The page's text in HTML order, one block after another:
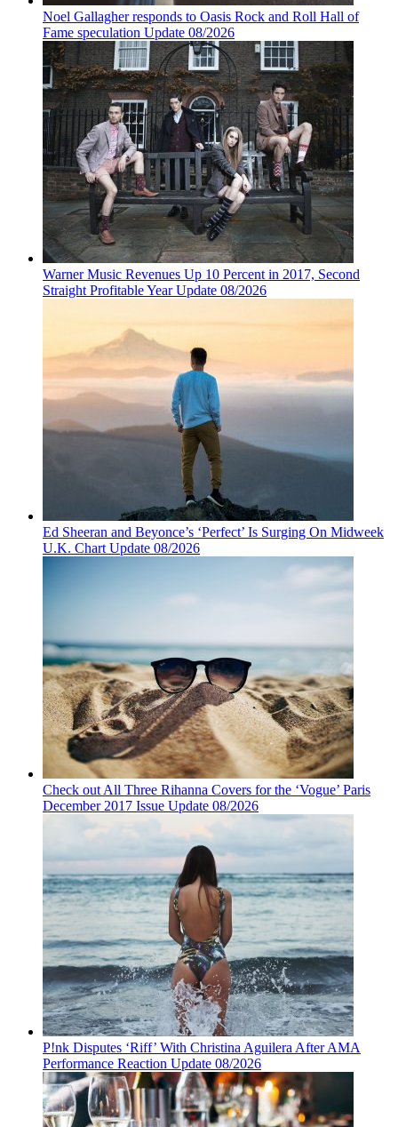
Noel Gallagher responds to Oasis Rock and Roll Hall of
Fame speculation Update 08/2026
Warner Music Revenues Up 10 Percent in 2017, Second
Straight Profitable Year Update 08/2026
Ed Sheeran and Beyonce’s ‘Perfect’ Is Surging On Midweek
U.K. Chart Update 08/2026
Check out All Three Rihanna Covers for the ‘Vogue’ Paris
December 2017 Issue Update 08/2026
P!nk Disputes ‘Riff’ With Christina Aguilera After AMA
Performance Reaction Update 08/2026